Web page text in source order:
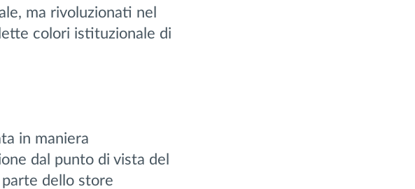
ma rivoluzionati nel
colori istituzionale di
in maniera
dal punto di vista del
dello store